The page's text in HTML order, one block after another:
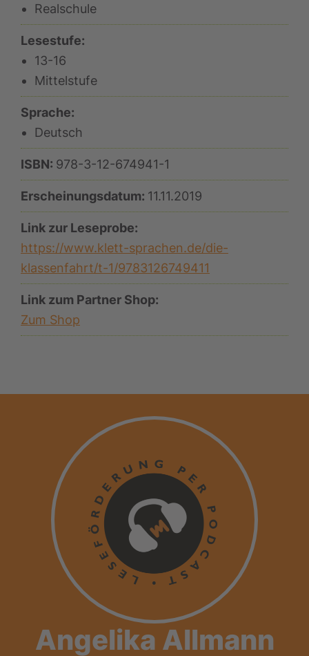
Realschule
Lesestufe:
13-16
Mittelstufe
Sprache:
Deutsch
ISBN: 978-3-12-674941-1
Erscheinungsdatum: 11.11.2019
Link zur Leseprobe:
https://www.klett-sprachen.de/die-
klassenfahrt/t-1/9783126749411
Link zum Partner Shop:
Zum Shop
Angelika Allmann